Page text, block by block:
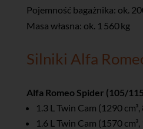
Pojemność bagażnika: ok.
Masa własna: ok. 1 560 kg
Silniki Alfa
Alfa Romeo Spider (105/
1.3 L Twin Cam (1290
1.6 L Twin Cam (1570